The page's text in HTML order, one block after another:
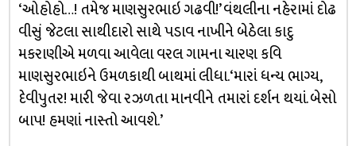
‘ઓહોહો…! તમેજ માણસુરભાઇ ગઢવી!’ વંથલીના નહેરામાં દોઢ
વીસું જેટલા સાથીદારો સાથે પડાવ નાખીને બેઠેલા કાદુ
મકરાણીએ મળવા આવેલા વરલ ગામના ચારણ કવિ
માણસુરભાઇને ઉમળકાથી બાથમાં લીધા. ‘મારાં ધન્ય ભાગ્ય,
દેવીપુતર! મારી જેવા રઝળતા માનવીને તમારાં દર્શન થયાં. બેસો
બાપ! હમણાં નાસ્તો આવશે.’